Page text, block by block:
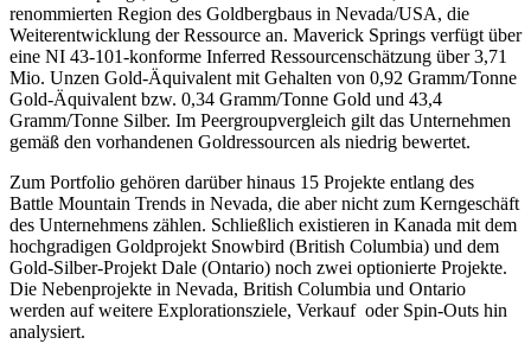
renommierten Region des Goldbergbaus in Nevada/USA, die
Weiterentwicklung der Ressource an. Maverick Springs verfügt über
eine NI 43-101-konforme Inferred Ressourcenschätzung über 3,71
Mio. Unzen Gold-Äquivalent mit Gehalten von 0,92 Gramm/Tonne
Gold-Äquivalent bzw. 0,34 Gramm/Tonne Gold und 43,4
Gramm/Tonne Silber. Im Peergroupvergleich gilt das Unternehmen
gemäß den vorhandenen Goldressourcen als niedrig bewertet.
Zum Portfolio gehören darüber hinaus 15 Projekte entlang des
Battle Mountain Trends in Nevada, die aber nicht zum Kerngeschäft
des Unternehmens zählen. Schließlich existieren in Kanada mit dem
hochgradigen Goldprojekt Snowbird (British Columbia) und dem
Gold-Silber-Projekt Dale (Ontario) noch zwei optionierte Projekte.
Die Nebenprojekte in Nevada, British Columbia und Ontario
werden auf weitere Explorationsziele, Verkauf oder Spin-Outs hin
analysiert.